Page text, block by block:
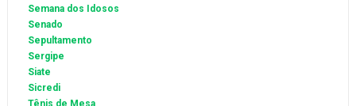
Semana dos Idosos
Senado
Sepultamento
Sergipe
Siate
Sicredi